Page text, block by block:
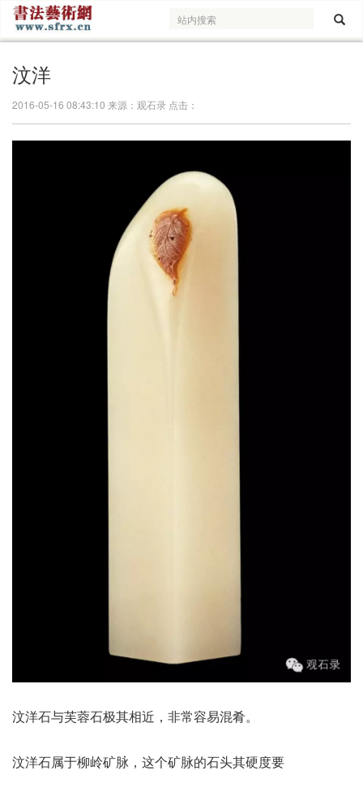
汶洋
2016-05-16 08:43:10 来源：观石录 点击：
汶洋石与芙蓉石极其相近，非常容易混肴。
汶洋石属于柳岭矿脉，这个矿脉的石头其硬度要